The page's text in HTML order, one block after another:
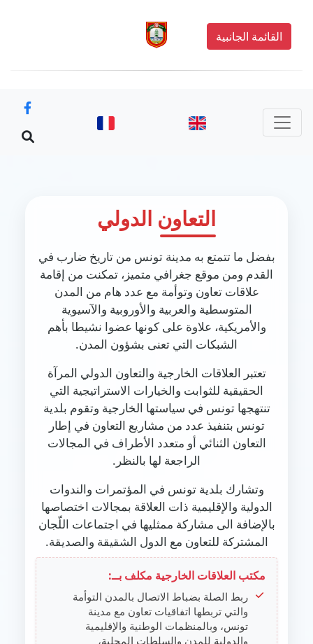
القائمة الجانبية
التعاون الدولي
بفضل ما تتمتع به مدينة تونس من تاريخ ضارب في
القدم ومن موقع جغرافي متميز، تمكنت من إقامة
علاقات تعاون وتوأمة مع عدد هام من المدن
المتوسطية والعربية والأوروبية والآسيوية
والأمريكية، علاوة على كونها عضوا نشيطا بأهم
الشبكات التي تعنى بشؤون المدن.
تعتبر العلاقات الخارجية والتعاون الدولي المرآة
الحقيقية للثوابت والخيارات الاستراتيجية التي
تنتهجها تونس في سياستها الخارجية وتقوم بلدية
تونس بتنفيذ عدد من مشاريع التعاون في إطار
التعاون الثنائي أو متعدد الأطراف في المجالات
الراجعة لها بالنظر.
وتشارك بلدية تونس في المؤتمرات والندوات
الدولية والإقليمية ذات العلاقة بمجالات اختصاصها
بالإضافة الى مشاركة ممثليها في اجتماعات اللّجان
المشتركة للتعاون مع الدول الشقيقة والصديقة.
مكتب العلاقات الخارجية مكلف بــ:
ربط الصلة بضباط الاتصال بالمدن التوأمة
والتي تربطها اتفاقيات تعاون مع مدينة
تونس، وبالمنظمات الوطنية والإقليمية
والدولية للمدن والسلطات المحلية،